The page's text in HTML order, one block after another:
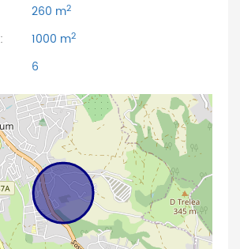
260 m2
1000 m2
6